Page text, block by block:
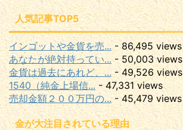
人気記事TOP5
インゴットや金貨を売... - 86,495 views
あなたが絶対持ってい... - 50,003 views
金貨は過去にあれど、... - 49,526 views
1540（純金上場信... - 47,331 views
売却金額２００万円の... - 45,479 views
金が大注目されている理由